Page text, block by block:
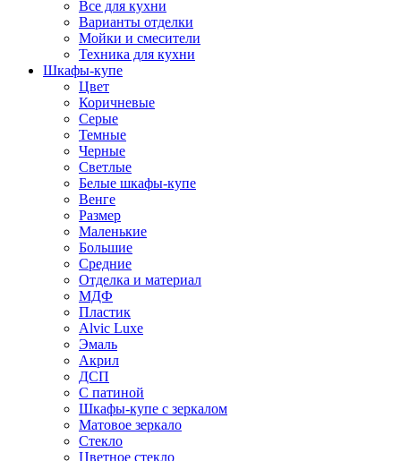
Все для кухни
Варианты отделки
Мойки и смесители
Техника для кухни
Шкафы-купе
Цвет
Коричневые
Серые
Темные
Черные
Светлые
Белые шкафы-купе
Венге
Размер
Маленькие
Большие
Средние
Отделка и материал
МДФ
Пластик
Alvic Luxe
Эмаль
Акрил
ДСП
С патиной
Шкафы-купе с зеркалом
Матовое зеркало
Стекло
Цветное стекло